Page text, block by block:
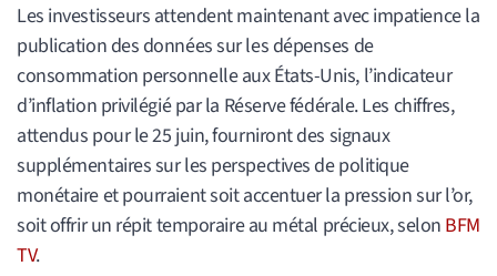
Les investisseurs attendent maintenant avec impatience la
publication des données sur les dépenses de
consommation personnelle aux États-Unis, l’indicateur
d’inflation privilégié par la Réserve fédérale. Les chiffres,
attendus pour le 25 juin, fourniront des signaux
supplémentaires sur les perspectives de politique
monétaire et pourraient soit accentuer la pression sur l’or,
soit offrir un répit temporaire au métal précieux, selon BFM
TV.